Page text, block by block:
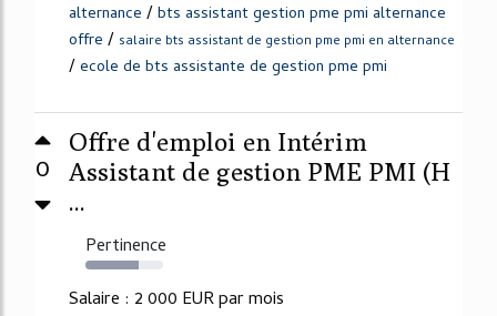
alternance /bts assistant gestion pme pmi alternance
offre / salaire bts assistant de gestion pme pmi en alternance
/ecole de bts assistante de gestion pme pmi
0
Offre d'emploi en Intérim
Assistant de gestion PME PMI (H
...
Pertinence
68%
Salaire : 2 000 EUR par mois